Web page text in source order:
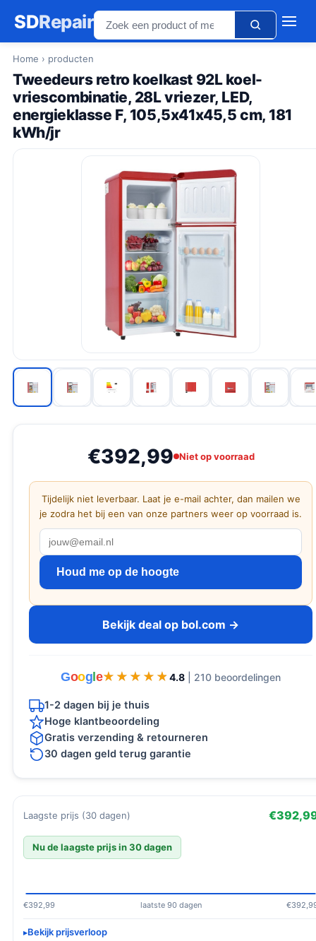
SDRepair
Home › producten
Tweedeurs retro koelkast 92L koel-
vriescombinatie, 28L vriezer, LED,
energieklasse F, 105,5x41x45,5 cm, 181
kWh/jr
€392,99 Niet op voorraad
Tijdelijk niet leverbaar. Laat je e-mail achter, dan mailen we
je zodra het bij een van onze partners weer op voorraad is.
Houd me op de hoogte
Bekijk deal op bol.com →
Goog e★★★★★
★★★★★ 4.8 | 210 beoordelingen
1-2 dagen bij je thuis
Hoge klantbeoordeling
Gratis verzending & retourneren
30 dagen geld terug garantie
Laagste prijs (30 dagen)
Nu de laagste prijs in 30 dagen
€392,99 laatste 90 dagen
Bekijk prijsverloop